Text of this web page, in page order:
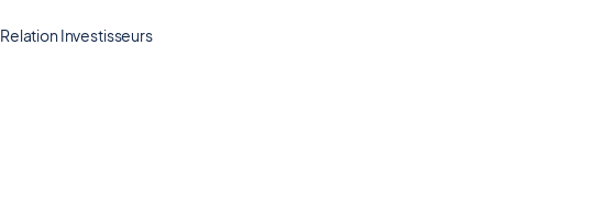
Relation Investisseurs